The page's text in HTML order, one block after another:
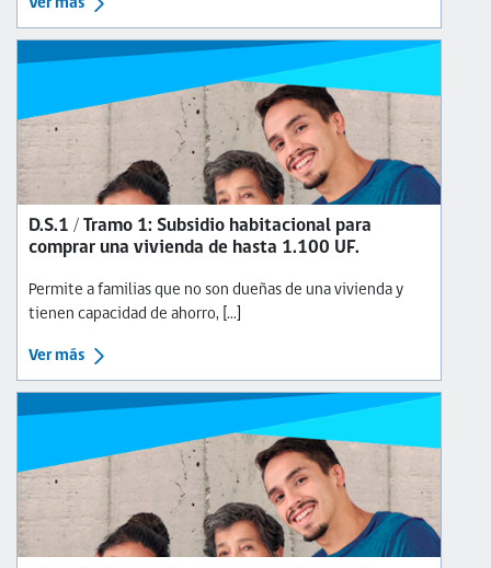
Ver más
D.S.1 / Tramo 1: Subsidio habitacional para
comprar una vivienda de hasta 1.100 UF.
Permite a familias que no son dueñas de una vivienda y
tienen capacidad de ahorro, [...]
Ver más